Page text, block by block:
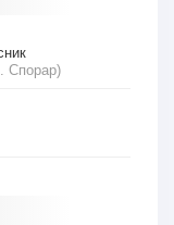
Спорар)